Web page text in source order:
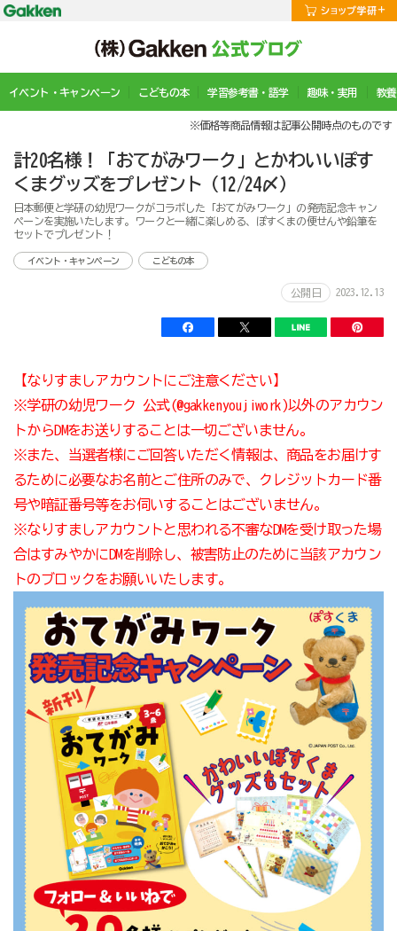
イベント・キャンペーン こどもの本 学習参考書・語学 趣味・実用 教
※価格等商品情報は記事公開時点のものです
計20名様！「おてがみワーク」とかわいいぽす
くまグッズをプレゼント（12/24〆）
日本郵便と学研の幼児ワークがコラボした「おてがみワーク」の発売記念キャン
ペーンを実施いたします。ワークと一緒に楽しめる、ぽすくまの便せんや鉛筆を
セットでプレゼント！
イベント・キャンペーン こどもの本
公開日 2023.12.13
【なりすましアカウントにご注意ください】
※学研の幼児ワーク 公式(@gakkenyoujiwork)以外のアカウン
トからDMをお送りすることは一切ございません。
※また、当選者様にご回答いただく情報は、商品をお届けす
るために必要なお名前とご住所のみで、クレジットカード番
号や暗証番号等をお伺いすることはございません。
※なりすましアカウントと思われる不審なDMを受け取った場
合はすみやかにDMを削除し、被害防止のために当該アカウン
トのブロックをお願いいたします。